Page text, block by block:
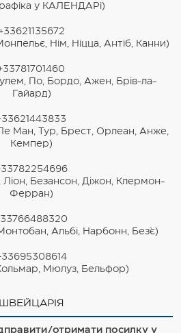
у КАЛЕНДАРі)
Нім, Ніцца, Антіб, Канни)
По, Бордо, Ажен, Брів-ла-
Гайард)
Ман, Тур, Брест, Орлеан, Анже,
Кемпер)
Безансон, Діжон, Клермон-
Ферран)
Альбі, Нарбонн, Без`є)
Мюлуз, Бельфор)
ШВЕЙЦАРІЯ
отримати посилку у